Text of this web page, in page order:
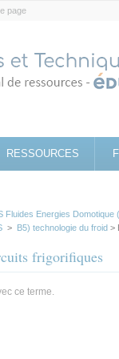
page
RESSOURCES
Fluides Energies Domotique
> B5) technologie du froid >
frigorifiques
ce terme.